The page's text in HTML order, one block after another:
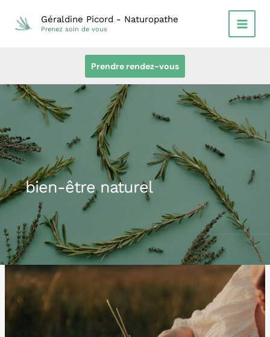
contenu
Géraldine Picord - Naturopathe
Prenez soin de vous
Prendre rendez-vous
bien-être naturel